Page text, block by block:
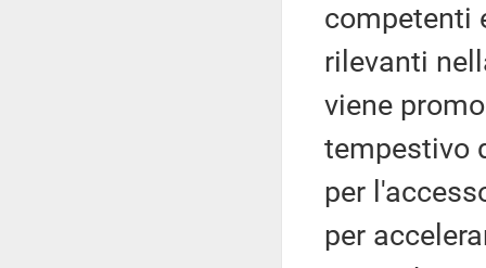
competenti
rilevanti
viene
tempestivo
per
per